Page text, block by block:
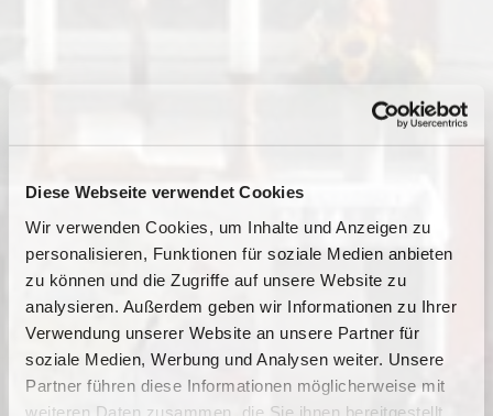
Diese Webseite verwendet Cookies
Wir verwenden Cookies, um Inhalte und Anzeigen zu
personalisieren, Funktionen für soziale Medien anbieten
zu können und die Zugriffe auf unsere Website zu
analysieren. Außerdem geben wir Informationen zu Ihrer
Verwendung unserer Website an unsere Partner für
soziale Medien, Werbung und Analysen weiter. Unsere
Partner führen diese Informationen möglicherweise mit
weiteren Daten zusammen, die Sie ihnen bereitgestellt
Dies könnte Sie auch